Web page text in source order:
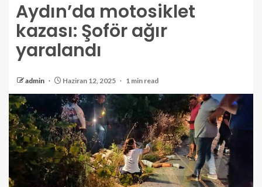
Aydın’da motosiklet
kazası: Şoför ağır
yaralandı
admin Haziran 12, 2025 1 min read